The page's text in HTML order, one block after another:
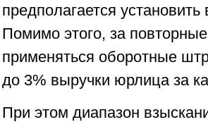
предполагается
Помимо этого, за
применяться оборотные
до 3% выручки юрлица за
При этом диапазон